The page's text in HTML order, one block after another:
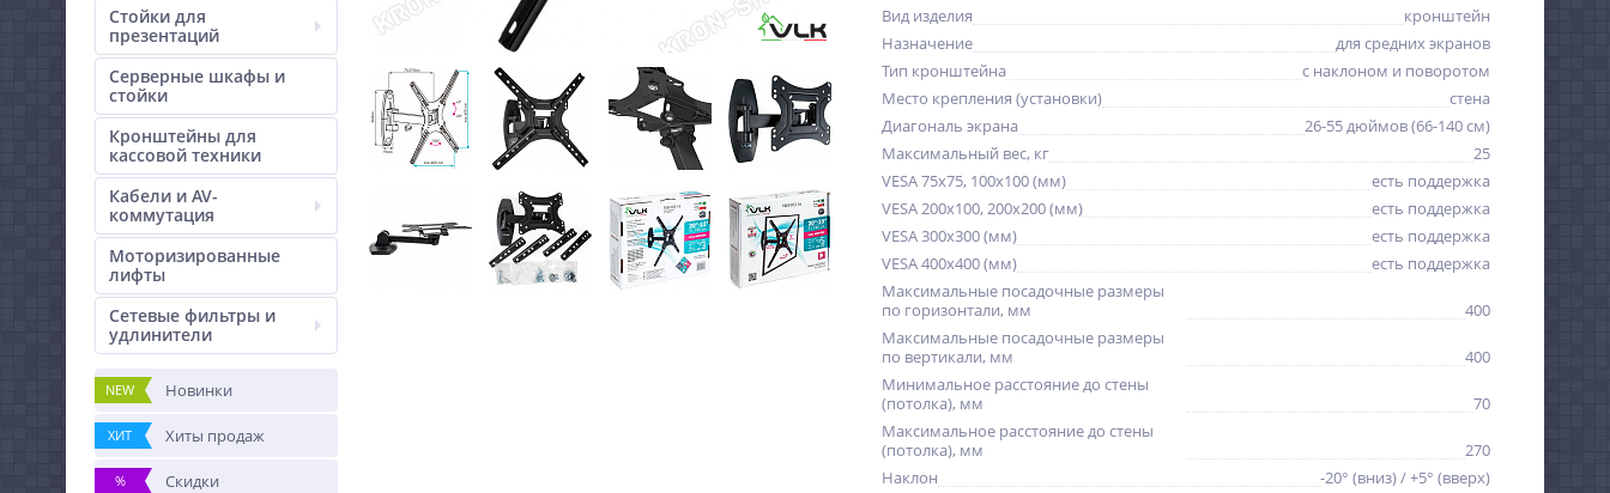
Стойки для
презентаций
Серверные шкафы и
стойки
Кронштейны для
кассовой техники
Кабели и AV-
коммутация
Моторизированные
лифты
Сетевые фильтры и
удлинители
NEW Новинки
ХИТ Хиты продаж
% Скидки
Вид изделия
кронштейн
Назначение
для средних экранов
Тип кронштейна
с наклоном и поворотом
Место крепления (установки)
стена
Диагональ экрана
26-55 дюймов (66-140 см)
Максимальный вес, кг
25
VESA 75x75, 100x100 (мм)
есть поддержка
VESA 200x100, 200x200 (мм)
есть поддержка
VESA 300x300 (мм)
есть поддержка
VESA 400x400 (мм)
есть поддержка
Максимальные посадочные размеры
по горизонтали, мм
400
Максимальные посадочные размеры
по вертикали, мм
400
Минимальное расстояние до стены
(потолка), мм
70
Максимальное расстояние до стены
(потолка), мм
270
Наклон
-20° (вниз) / +5° (вверх)